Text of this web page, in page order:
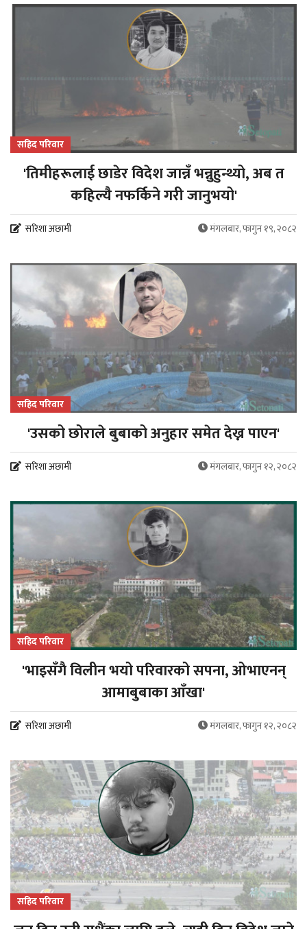
सहिद परिवार
'तिमीहरूलाई छाडेर विदेश जान्नँ भन्नुहुन्थ्यो, अब त
कहिल्यै नफर्किने गरी जानुभयो'
सरिशा अछामी मंगलबार, फागुन १९, २०८२
सहिद परिवार
'उसको छोराले बुबाको अनुहार समेत देख्न पाएन'
सरिशा अछामी मंगलबार, फागुन १२, २०८२
सहिद परिवार
'भाइसँगै विलीन भयो परिवारको सपना, ओभाएनन्
आमाबुबाका आँखा'
सरिशा अछामी मंगलबार, फागुन १२, २०८२
सहिद परिवार